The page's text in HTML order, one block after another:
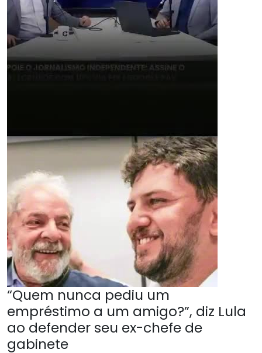
“Quem nunca pediu um
empréstimo a um amigo?”, diz Lula
ao defender seu ex-chefe de
gabinete